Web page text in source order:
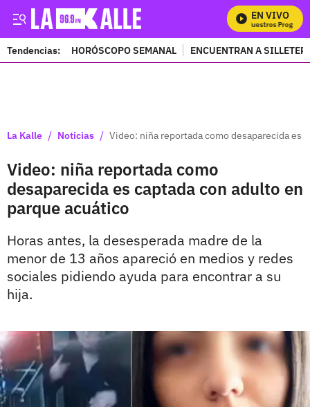
EN VIVO
Mira Todos Nuestros Programas
Tendencias: HORÓSCOPO SEMANAL ENCUENTRAN A
La Kalle / Noticias / Video: niña reportada como desaparecida es
Video: niña reportada como
desaparecida es captada con adulto en
parque acuático
Horas antes, la desesperada madre de la
menor de 13 años apareció en medios y redes
sociales pidiendo ayuda para encontrar a su
hija.